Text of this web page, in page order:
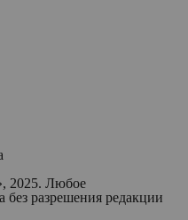
Любое
без разрешения редакции